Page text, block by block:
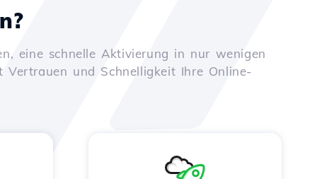
eine schnelle Aktivierung in nur wenigen
und Schnelligkeit Ihre Online-